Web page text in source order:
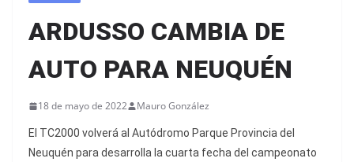
ARDUSSO CAMBIA DE
AUTO PARA NEUQUÉN
18 de mayo de 2022 Mauro González
El TC2000 volverá al Autódromo Parque Provincia del
Neuquén para desarrolla la cuarta fecha del campeonato